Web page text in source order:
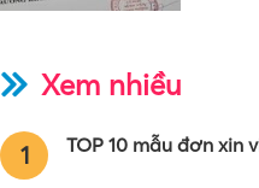
Xem nhiều
1 TOP 10 mẫu đơn xin